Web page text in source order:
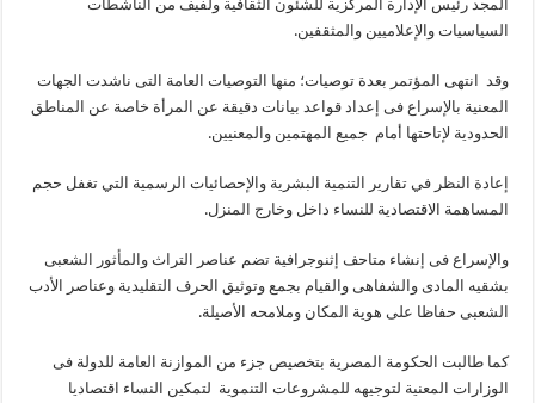
المجد رئيس الإدارة المركزية للشئون الثقافية ولفيف من الناشطات
السياسيات والإعلاميين والمثقفين.
وقد انتهى المؤتمر بعدة توصيات؛ منها التوصيات العامة التى ناشدت الجهات
المعنية بالإسراع فى إعداد قواعد بيانات دقيقة عن المرأة خاصة عن المناطق
الحدودية لإتاحتها أمام جميع المهتمين والمعنيين.
إعادة النظر في تقارير التنمية البشرية والإحصائيات الرسمية التي تغفل حجم
المساهمة الاقتصادية للنساء داخل وخارج المنزل.
والإسراع فى إنشاء متاحف إثنوجرافية تضم عناصر التراث والمأثور الشعبى
بشقيه المادى والشفاهى والقيام بجمع وتوثيق الحرف التقليدية وعناصر الأدب
الشعبى حفاظا على هوية المكان وملامحه الأصيلة.
كما طالبت الحكومة المصرية بتخصيص جزء من الموازنة العامة للدولة فى
الوزارات المعنية لتوجيهه للمشروعات التنموية لتمكين النساء اقتصاديا